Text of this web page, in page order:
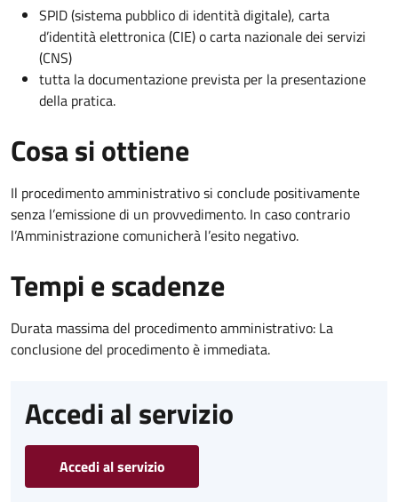
SPID (sistema pubblico di identità digitale), carta
d’identità elettronica (CIE) o carta nazionale dei servizi
(CNS)
tutta la documentazione prevista per la presentazione
della pratica.
Cosa si ottiene
Il procedimento amministrativo si conclude positivamente
senza l’emissione di un provvedimento. In caso contrario
l’Amministrazione comunicherà l’esito negativo.
Tempi e scadenze
Durata massima del procedimento amministrativo: La
conclusione del procedimento è immediata.
Accedi al servizio
Accedi al servizio